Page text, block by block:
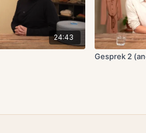
24:43
Gesprek 2